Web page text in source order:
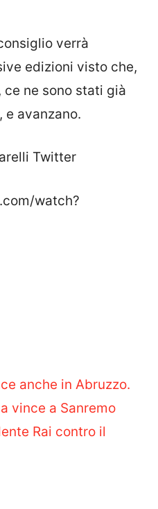
verrà
edizioni visto che,
ne sono stati già
e avanzano.
Twitter
watch?
anche in Abruzzo.
vince a Sanremo
Rai contro il